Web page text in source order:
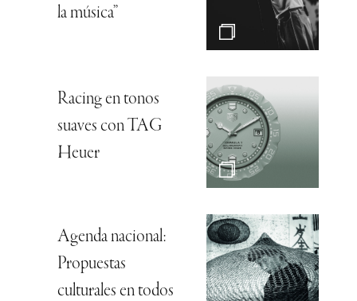
la música”
Racing en tonos
suaves con TAG
Heuer
Agenda nacional:
Propuestas
culturales en todos